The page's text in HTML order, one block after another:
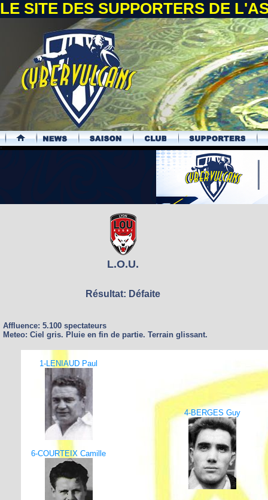
LE SITE DES SUPPORTERS DE
.
L.O.U.
Résultat: Défaite
Affluence: 5.100 spectateurs
Meteo: Ciel gris. Pluie en fin de partie. Terrain glissant.
1-LENIAUD Paul
4-BERGES Guy
6-COURTEIX Camille